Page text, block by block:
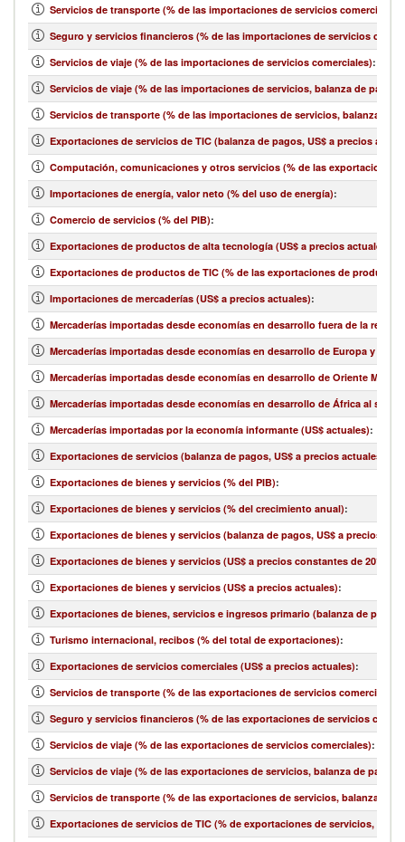
Servicios de transporte (% de las importaciones de servicios comerciales)
Seguro y servicios financieros (% de las importaciones de servicios
Servicios de viaje (% de las importaciones de servicios comerciales):
Servicios de viaje (% de las importaciones de servicios, balanza de pagos)
Servicios de transporte (% de las importaciones de servicios, balanza de
Exportaciones de servicios de TIC (balanza de pagos, US$ a precios
Computación, comunicaciones y otros servicios (% de las exportaciones
Importaciones de energía, valor neto (% del uso de energía):
Comercio de servicios (% del PIB):
Exportaciones de productos de alta tecnología (US$ a precios actuales)
Exportaciones de productos de TIC (% de las exportaciones de productos)
Importaciones de mercaderías (US$ a precios actuales):
Mercaderías importadas desde economías en desarrollo fuera de la
Mercaderías importadas desde economías en desarrollo de Europa y
Mercaderías importadas desde economías en desarrollo de Oriente
Mercaderías importadas desde economías en desarrollo de África al sur
Mercaderías importadas por la economía informante (US$ actuales):
Exportaciones de servicios (balanza de pagos, US$ a precios actuales)
Exportaciones de bienes y servicios (% del PIB):
Exportaciones de bienes y servicios (% del crecimiento anual):
Exportaciones de bienes y servicios (balanza de pagos, US$ a precios
Exportaciones de bienes y servicios (US$ a precios constantes de 2010)
Exportaciones de bienes y servicios (US$ a precios actuales):
Exportaciones de bienes, servicios e ingresos primario (balanza de
Turismo internacional, recibos (% del total de exportaciones):
Exportaciones de servicios comerciales (US$ a precios actuales):
Servicios de transporte (% de las exportaciones de servicios comerciales)
Seguro y servicios financieros (% de las exportaciones de servicios
Servicios de viaje (% de las exportaciones de servicios comerciales):
Servicios de viaje (% de las exportaciones de servicios, balanza de pagos)
Servicios de transporte (% de las exportaciones de servicios, balanza de
Exportaciones de servicios de TIC (% de exportaciones de servicios,